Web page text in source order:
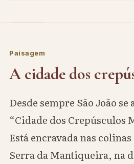
Paisagem
A cidade dos
Desde sempre São João
“Cidade dos Crepúsculos
Está encravada nas
Serra da Mantiqueira, na